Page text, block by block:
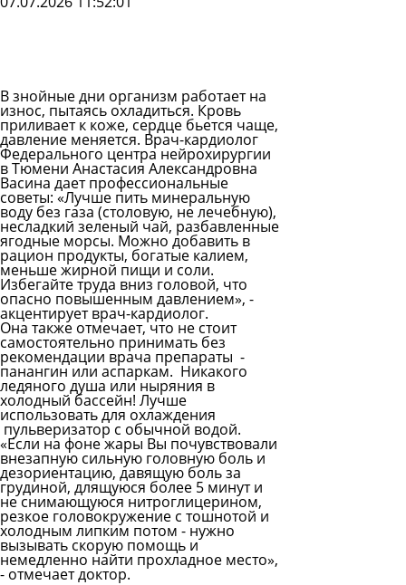
В знойные дни организм работает на
износ, пытаясь охладиться. Кровь
приливает к коже, сердце бьется чаще,
давление меняется. Врач-кардиолог
Федерального центра нейрохирургии
в Тюмени Анастасия Александровна
Васина дает профессиональные
советы: «Лучше пить минеральную
воду без газа (столовую, не лечебную),
несладкий зеленый чай, разбавленные
ягодные морсы. Можно добавить в
рацион продукты, богатые калием,
меньше жирной пищи и соли.
Избегайте труда вниз головой, что
опасно повышенным давлением», -
акцентирует врач-кардиолог.
Она также отмечает, что не стоит
самостоятельно принимать без
рекомендации врача препараты -
панангин или аспаркам. Никакого
ледяного душа или ныряния в
холодный бассейн! Лучше
использовать для охлаждения
пульверизатор с обычной водой.
«Если на фоне жары Вы почувствовали
внезапную сильную головную боль и
дезориентацию, давящую боль за
грудиной, длящуюся более 5 минут и
не снимающуюся нитроглицерином,
резкое головокружение с тошнотой и
холодным липким потом - нужно
вызывать скорую помощь и
немедленно найти прохладное место»,
- отмечает доктор.